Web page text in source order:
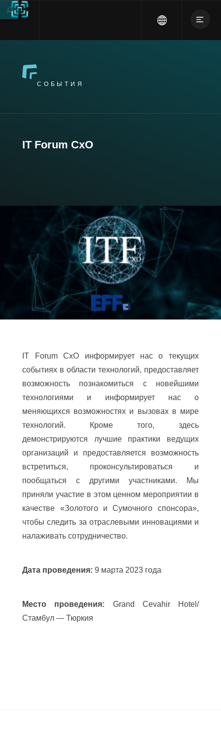
СОБЫТИЯ
IT Forum CxO
IT Forum CxO информирует нас о текущих
событиях в области технологий, предоставляет
возможность познакомиться с новейшими
технологиями и информирует нас о
меняющихся возможностях и вызовах в мире
технологий. Кроме того, здесь
демонстрируются лучшие практики ведущих
организаций и предоставляется возможность
встретиться, проконсультироваться и
пообщаться с другими участниками. Мы
приняли участие в этом ценном мероприятии в
качестве «Золотого и Сумочного спонсора»,
чтобы следить за отраслевыми инновациями и
налаживать сотрудничество.
Дата проведения:9 марта 2023 года
Место проведения: Grand Cevahir Hotel/
Стамбул — Тюркия